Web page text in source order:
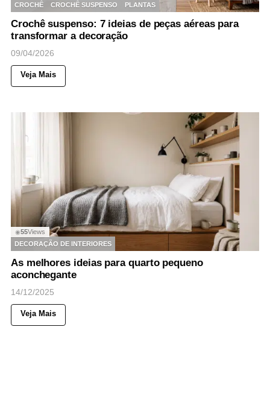
CROCHÊ
CROCHÊ SUSPENSO PLANTAS
Crochê suspenso: 7 ideias de peças aéreas para
transformar a decoração
09/04/2026
Veja Mais
◉55Views
DECORAÇÃO DE INTERIORES
As melhores ideias para quarto pequeno
aconchegante
14/12/2025
Veja Mais